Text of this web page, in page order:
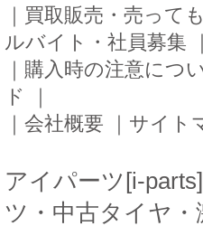
｜ 買取販売・売って
ルバイト・社員募集
｜ 購入時の注意につ
ド
｜
｜ 会社概要 ｜ サイト
アイパーツ[i-
ツ・中古タイヤ